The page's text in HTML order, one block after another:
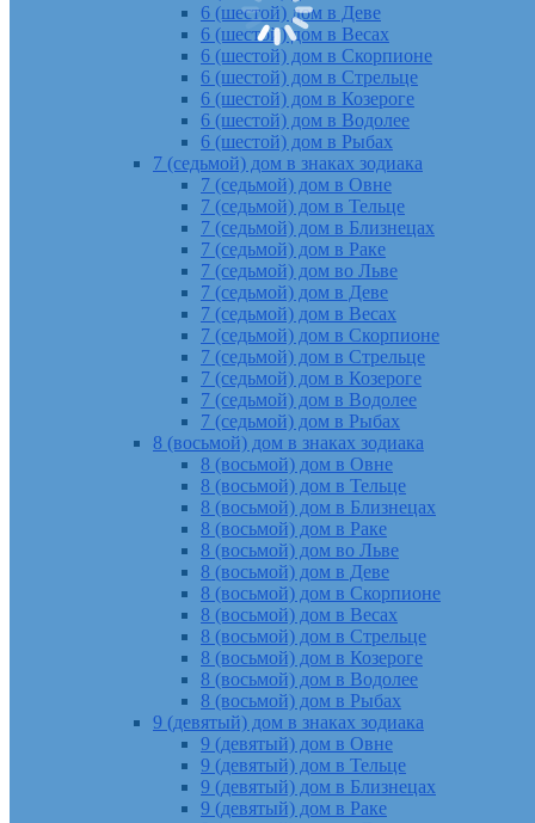
6 (шестой) дом в Деве
6 (шестой) дом в Весах
6 (шестой) дом в Скорпионе
6 (шестой) дом в Стрельце
6 (шестой) дом в Козероге
6 (шестой) дом в Водолее
6 (шестой) дом в Рыбах
7 (седьмой) дом в знаках зодиака
7 (седьмой) дом в Овне
7 (седьмой) дом в Тельце
7 (седьмой) дом в Близнецах
7 (седьмой) дом в Раке
7 (седьмой) дом во Льве
7 (седьмой) дом в Деве
7 (седьмой) дом в Весах
7 (седьмой) дом в Скорпионе
7 (седьмой) дом в Стрельце
7 (седьмой) дом в Козероге
7 (седьмой) дом в Водолее
7 (седьмой) дом в Рыбах
8 (восьмой) дом в знаках зодиака
8 (восьмой) дом в Овне
8 (восьмой) дом в Тельце
8 (восьмой) дом в Близнецах
8 (восьмой) дом в Раке
8 (восьмой) дом во Льве
8 (восьмой) дом в Деве
8 (восьмой) дом в Скорпионе
8 (восьмой) дом в Весах
8 (восьмой) дом в Стрельце
8 (восьмой) дом в Козероге
8 (восьмой) дом в Водолее
8 (восьмой) дом в Рыбах
9 (девятый) дом в знаках зодиака
9 (девятый) дом в Овне
9 (девятый) дом в Тельце
9 (девятый) дом в Близнецах
9 (девятый) дом в Раке